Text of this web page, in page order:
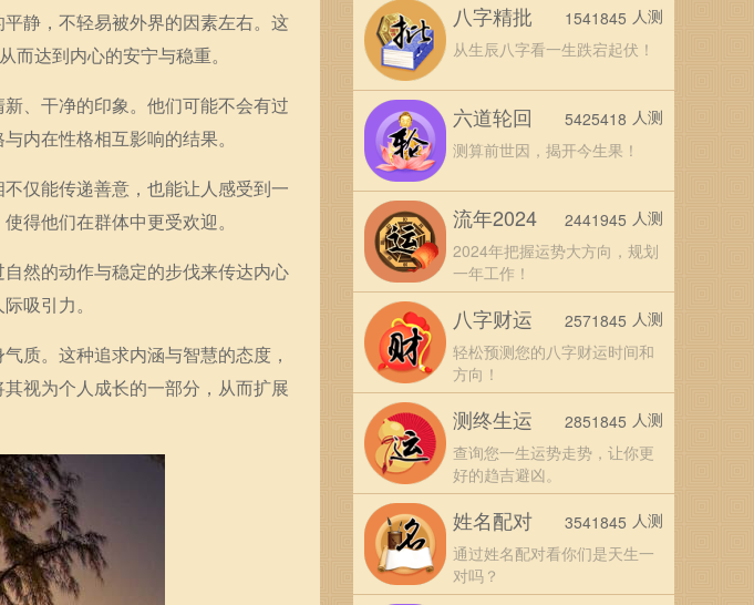
静，不轻易被外界的因素左右。这
而达到内心的安宁与稳重。
、干净的印象。他们可能不会有过
内在性格相互影响的结果。
仅能传递善意，也能让人感受到一
得他们在群体中更受欢迎。
然的动作与稳定的步伐来传达内心
吸引力。
质。这种追求内涵与智慧的态度，
视为个人成长的一部分，从而扩展
八字精批
从生辰八字看一生跌宕起伏！
1541845 人测
六道轮回
测算前世因，揭开今生果！
5425418 人测
流年2024
2024年把握运势大方向，规划
一年工作！
2441945 人测
八字财运
轻松预测您的八字财运时间和
方向！
2571845 人测
测终生运
查询您一生运势走势，让你更
好的趋吉避凶。
2851845 人测
姓名配对
通过姓名配对看你们是天生一
对吗？
3541845 人测